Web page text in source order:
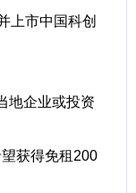
上市中国科创
地企业或投资
获得免租200